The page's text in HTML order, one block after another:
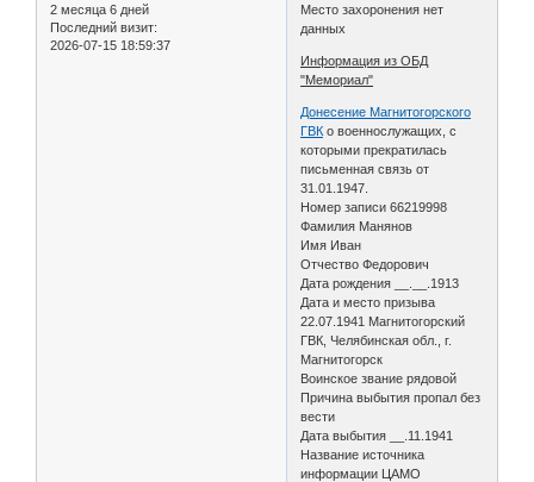
2 месяца 6 дней
Последний визит:
2026-07-15 18:59:37
Место захоронения нет
данных
Информация из ОБД
"Мемориал"
Донесение Магнитогорского
ГВК о военнослужащих, с
которыми прекратилась
письменная связь от
31.01.1947.
Номер записи 66219998
Фамилия Манянов
Имя Иван
Отчество Федорович
Дата рождения __.__.1913
Дата и место призыва
22.07.1941 Магнитогорский
ГВК, Челябинская обл., г.
Магнитогорск
Воинское звание рядовой
Причина выбытия пропал без
вести
Дата выбытия __.11.1941
Название источника
информации ЦАМО